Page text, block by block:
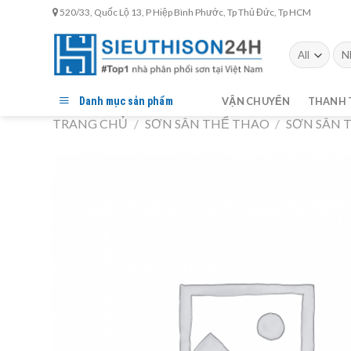
520/33, Quốc Lộ 13, P Hiệp Bình Phước, Tp Thủ Đức, Tp HCM
Tìm
Danh mục sản phẩm VẬN CHUYỂN THANH
TRANG CHỦ / SƠN SÂN THỂ THAO / SƠN SÂN